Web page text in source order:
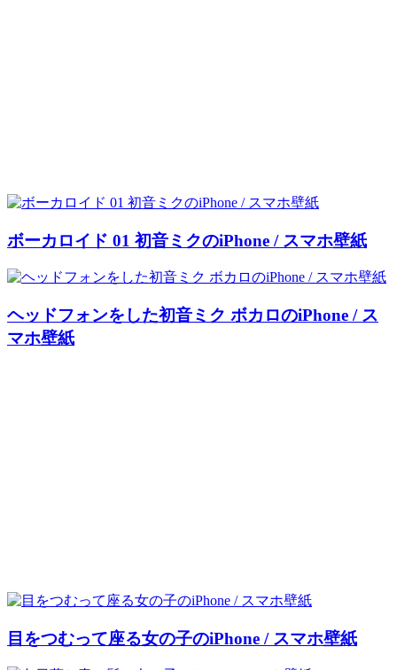
ボーカロイド 01 初音ミクのiPhone / スマホ壁紙
ヘッドフォンをした初音ミク ボカロのiPhone / ス
マホ壁紙
目をつむって座る女の子のiPhone / スマホ壁紙